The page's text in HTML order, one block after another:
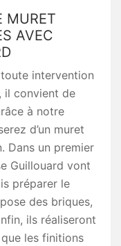
MURET
AVEC
intervention
il convient de
à notre
d’un muret
Dans un premier
Guillouard vont
préparer le
des briques,
ils réaliseront
les finitions